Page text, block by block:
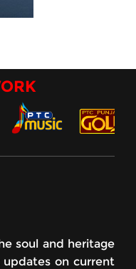
soul and heritage
on current